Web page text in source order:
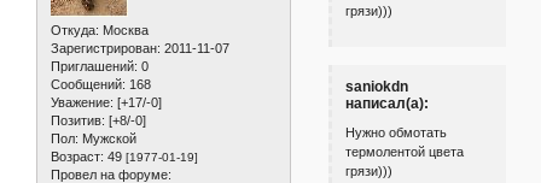
Откуда: Москва
Зарегистрирован: 2011-11-07
Приглашений: 0
Сообщений: 168
Уважение: [+17/-0]
Позитив: [+8/-0]
Пол: Мужской
Возраст: 49 [1977-01-19]
Провел на форуме:
грязи)))
saniokdn
написал(а):
Нужно обмотать
термолентой цвета
грязи)))